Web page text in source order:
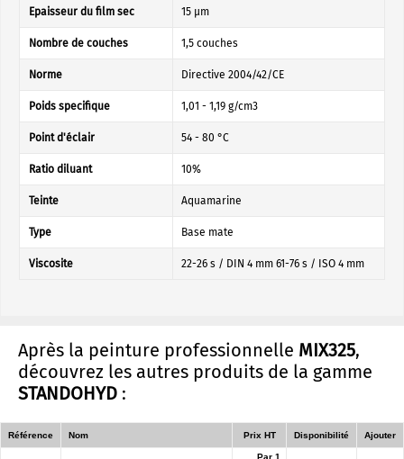
Epaisseur du film sec 15 µm
Nombre de couches 1,5 couches
Norme Directive 2004/42/CE
Poids specifique 1,01 - 1,19 g/cm3
Point d'éclair 54 - 80 °C
Ratio diluant 10%
Teinte Aquamarine
Type Base mate
Viscosite 22-26 s / DIN 4 mm 61-76 s / ISO 4 mm
Après la peinture professionnelle MIX325,
découvrez les autres produits de la gamme
STANDOHYD :
Référence Nom Prix HT Disponibilité Ajouter
Par 1